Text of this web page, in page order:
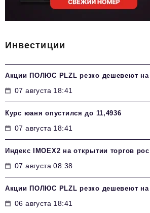
Инвестиции
Акции ПОЛЮС PLZL резко дешевеют
07 августа 18:41
Курс юаня опустился до 11,4936
07 августа 18:41
Индекс IMOEX2 на открытии торгов
07 августа 08:38
Акции ПОЛЮС PLZL резко дешевеют
06 августа 18:41